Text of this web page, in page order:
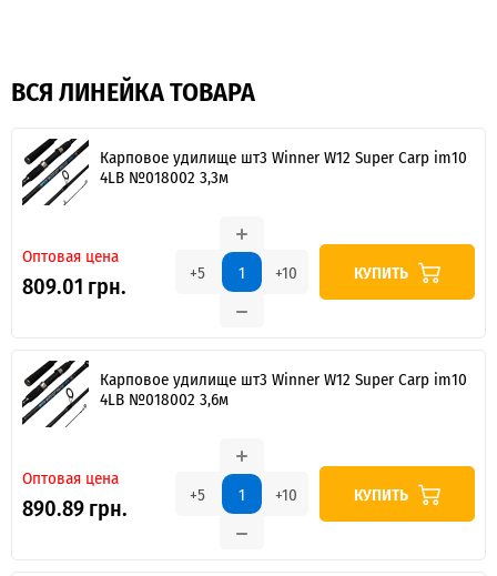
ВСЯ ЛИНЕЙКА ТОВАРА
Карповое удилище шт3 Winner W12 Super Carp im10
4LB №018002 3,3м
Оптовая цена
809.01 грн. +5 +10 КУПИТЬ
Карповое удилище шт3 Winner W12 Super Carp im10
4LB №018002 3,6м
Оптовая цена
890.89 грн. +5 +10 КУПИТЬ